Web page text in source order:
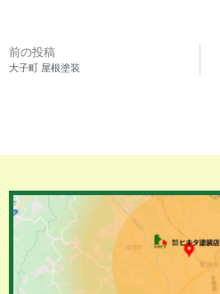
前の投稿
大子町 屋根塗装